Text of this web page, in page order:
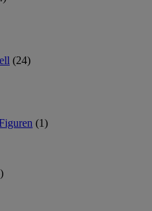
(24)
(1)